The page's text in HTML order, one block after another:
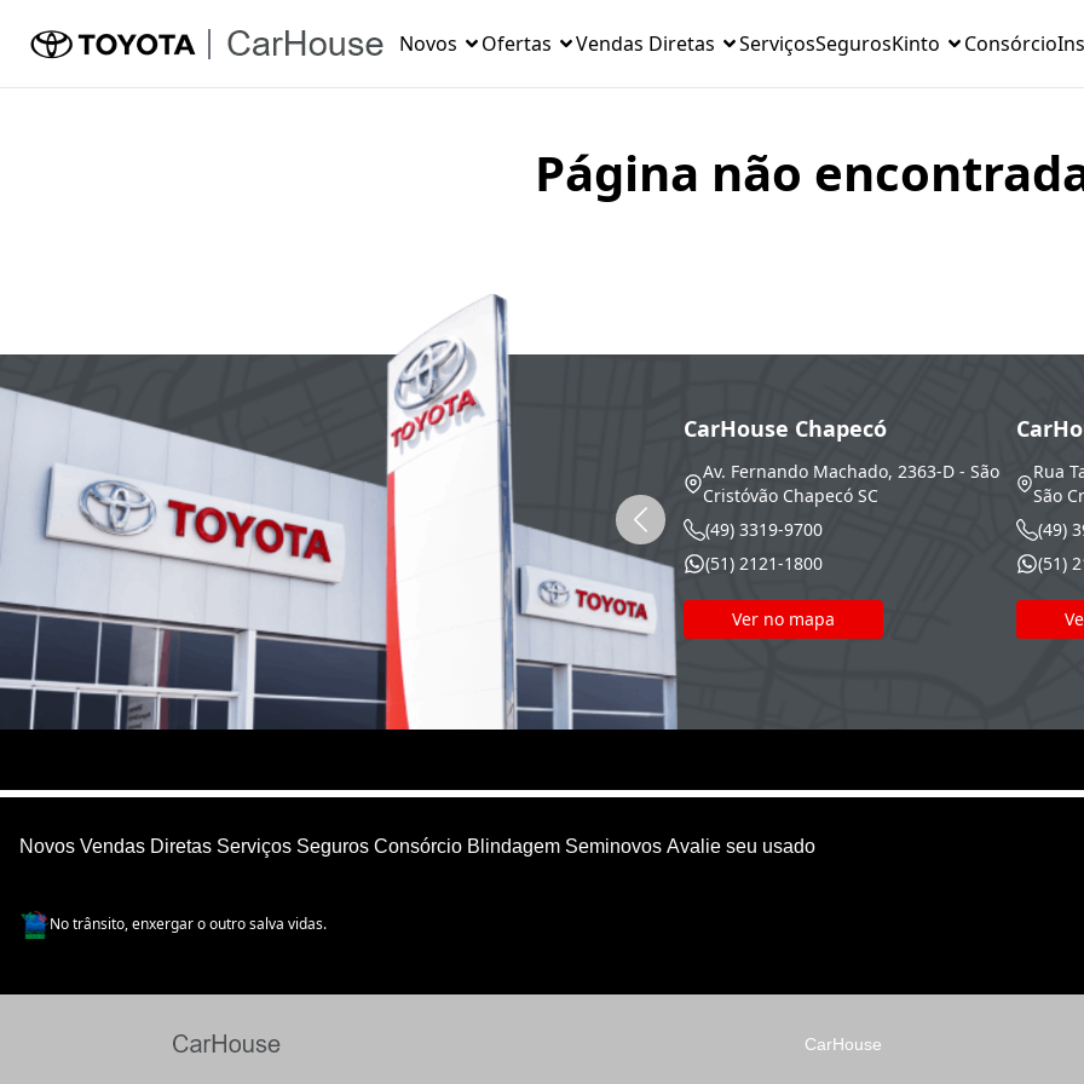
Novos Ofertas Vendas Diretas ServiçosSegurosKinto Consórcio
Página não
CarHouse Chapecó
Av. Fernando Machado, 2363-D - São
Cristóvão Chapecó SC
(49) 3319-9700
(51) 2121-1800
Ver no mapa
Rua
São
(49)
(51)
Novos Vendas Diretas Serviços Seguros Consórcio Blindagem Seminovos Avalie seu usado
No trânsito, enxergar o outro salva vidas.
CarHouse